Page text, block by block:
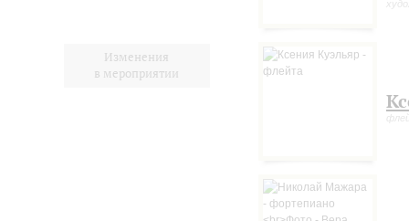
Изменения
в мероприятии